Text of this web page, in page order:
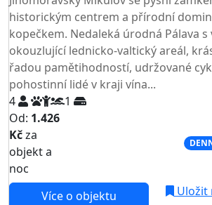
historickým centrem a přírodní
kopečkem. Nedaleká úrodná Pálava s
okouzlující lednicko-valtický areál,
řadou pamětihodností, udržované
pohostinní lidé v kraji vína...
4
1
Od: 1.426
Kčza
objekt a
noc
Více o objektu Uložit